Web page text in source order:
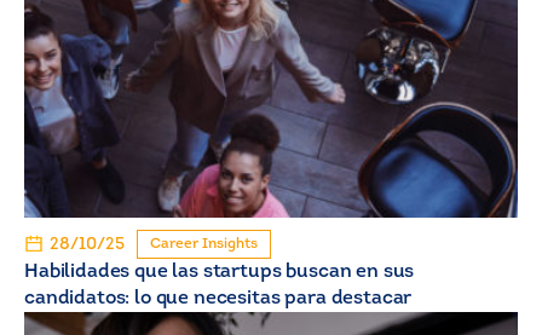
28/10/25 Career Insights
Habilidades que las startups buscan en sus
candidatos: lo que necesitas para destacar